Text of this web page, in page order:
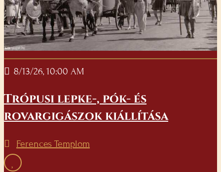
8/13/26, 10:00 AM
Trópusi lepke-, pók- és
rovargigászok kiállítása
Ferences Templom